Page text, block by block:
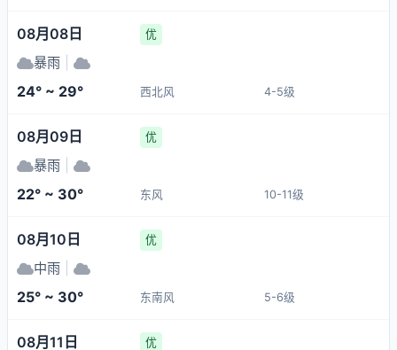
08月08日 优
暴雨
24° ~ 29° 西北风 4-5级
08月09日 优
暴雨
22° ~ 30° 东风 10-11级
08月10日 优
中雨
25° ~ 30° 东南风 5-6级
08月11日 优